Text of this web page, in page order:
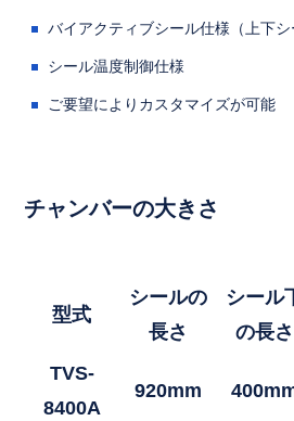
バイアクティブシール仕様（上下シ
シール温度制御仕様
ご要望によりカスタマイズが可能
チャンバーの大きさ
型式
シールの
長さ
シール
の長さ
TVS-
8400A
920mm